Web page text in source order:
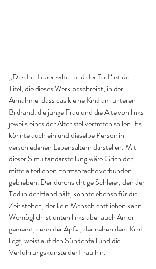
„Die drei Lebensalter und der Tod“ ist der
Titel, die dieses Werk beschreibt, in der
Annahme, dass das kleine Kind am unteren
Bildrand, die junge Frau und die Alte von links
jeweils eines der Alter stellvertreten sollen. Es
könnte auch ein und dieselbe Person in
verschiedenen Lebensaltern darstellen. Mit
dieser Simultandarstellung wäre Grien der
mittelalterlichen Formsprache verbunden
geblieben. Der durchsichtige Schleier, den der
Tod in der Hand hält, könnte ebenso für die
Zeit stehen, der kein Mensch entfliehen kann.
Womöglich ist unten links aber auch Amor
gemeint, denn der Apfel, der neben dem Kind
liegt, weist auf den Sündenfall und die
Verführungskünste der Frau hin.